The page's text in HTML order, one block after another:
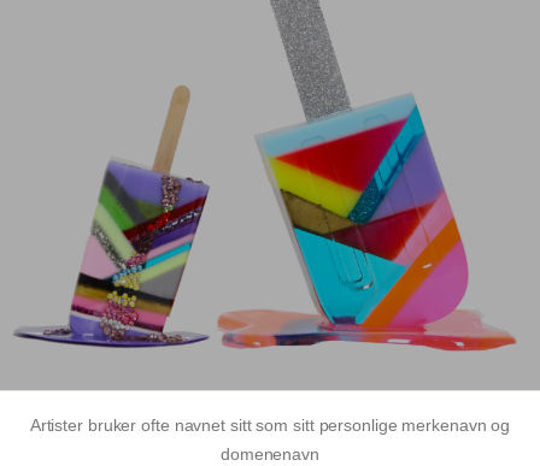
Artister bruker ofte navnet sitt som sitt personlige merkenavn og
domenenavn